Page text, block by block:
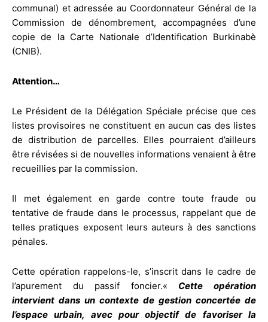
communal) et adressée au Coordonnateur Général de la
Commission de dénombrement, accompagnées d’une
copie de la Carte Nationale d’Identification Burkinabè
(CNIB).
Attention…
Le Président de la Délégation Spéciale précise que ces
listes provisoires ne constituent en aucun cas des listes
de distribution de parcelles. Elles pourraient d’ailleurs
être révisées si de nouvelles informations venaient à être
recueillies par la commission.
Il met également en garde contre toute fraude ou
tentative de fraude dans le processus, rappelant que de
telles pratiques exposent leurs auteurs à des sanctions
pénales.
Cette opération rappelons-le, s’inscrit dans le cadre de
l’apurement du passif foncier.« Cette opération
intervient dans un contexte de gestion concertée de
l’espace urbain, avec pour objectif de favoriser la